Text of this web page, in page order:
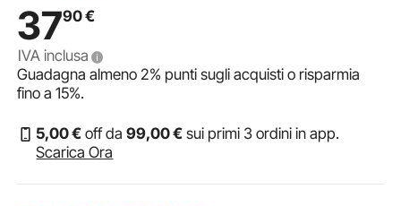
3790€
IVA inclusa
Guadagna almeno2% punti sugli acquisti o risparmia
fino a15%.
5,00€ off da99,00€ sui primi 3 ordini in app.
Scarica Ora